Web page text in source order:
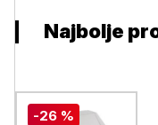
Najbolje
-26 %